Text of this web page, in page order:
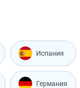
Испания
Германия